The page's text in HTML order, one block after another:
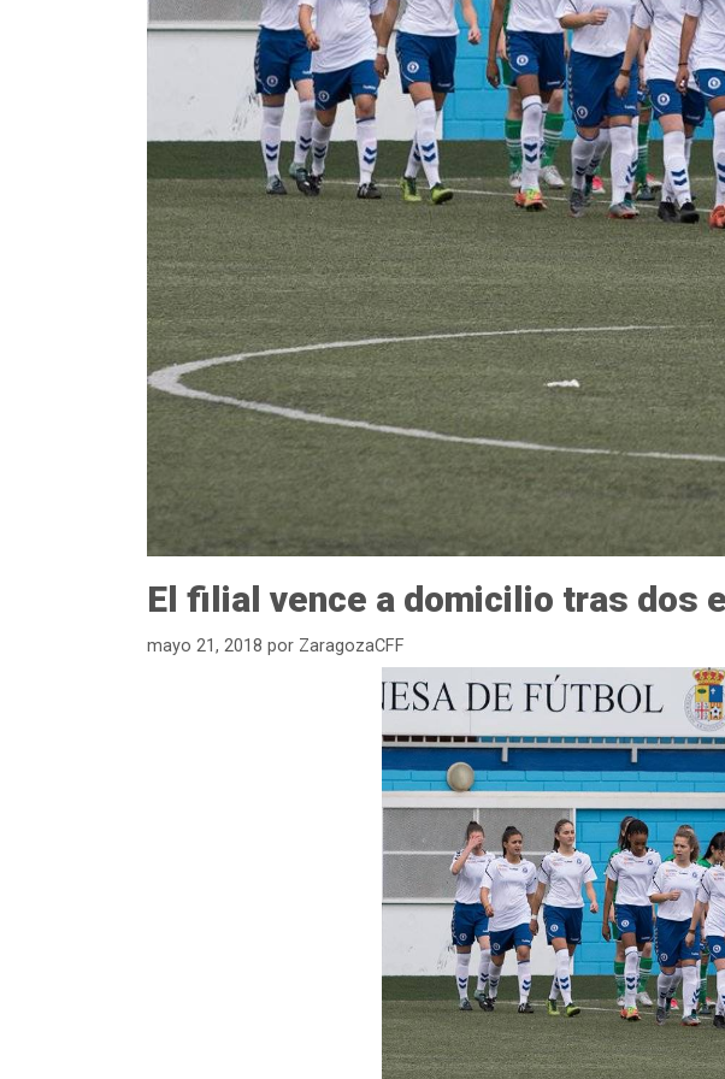
El filial vence a domicilio tras dos
mayo 21, 2018 por ZaragozaCFF